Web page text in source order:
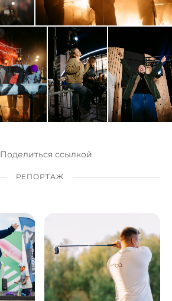
Поделиться ссылкой
РЕПОРТАЖ